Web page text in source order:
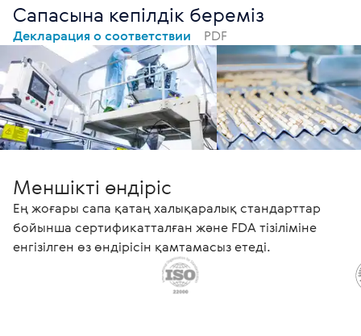
Сапасына кепілдік береміз
Декларация о соответствии PDF
Меншікті өндіріс
Ең жоғары сапа қатаң халықаралық стандарттар
бойынша сертификатталған және FDA тізіліміне
енгізілген өз өндірісін қамтамасыз етеді.